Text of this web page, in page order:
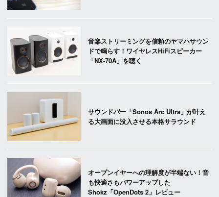
音楽ストリーミングを信頼のヤマハサウン
ドで鳴らす！ワイヤレスHiFiスピーカー
「NX-70A」を聴く
サウンドバー「Sonos Arc Ultra」が叶え
る大画面に没入させる本格サラウンド
オープンイヤーへの理解度が半端ない！音
も快適さもパワーアップした
Shokz「OpenDots 2」レビュー